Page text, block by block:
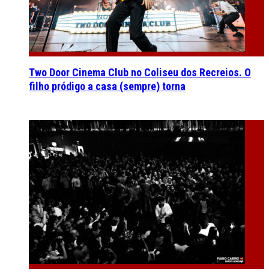
Two Door Cinema Club no Coliseu dos Recreios. O
filho pródigo a casa (sempre) torna